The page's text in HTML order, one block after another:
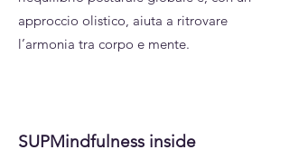
approccio olistico, aiuta a ritrovare
l’armonia tra corpo e mente.
SUPMindfulness inside